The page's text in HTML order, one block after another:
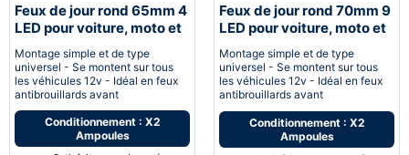
Feux de jour rond 65mm 4
LED pour voiture, moto et
Montage simple et de type
universel - Se montent sur tous
les véhicules 12v - Idéal en feux
antibrouillards avant
Conditionnement : X2
Ampoules
Feux de jour rond 70mm 9
LED pour voiture, moto et
Montage simple et de type
universel - Se montent sur tous
les véhicules 12v - Idéal en feux
antibrouillards avant
Conditionnement : X2
Ampoules